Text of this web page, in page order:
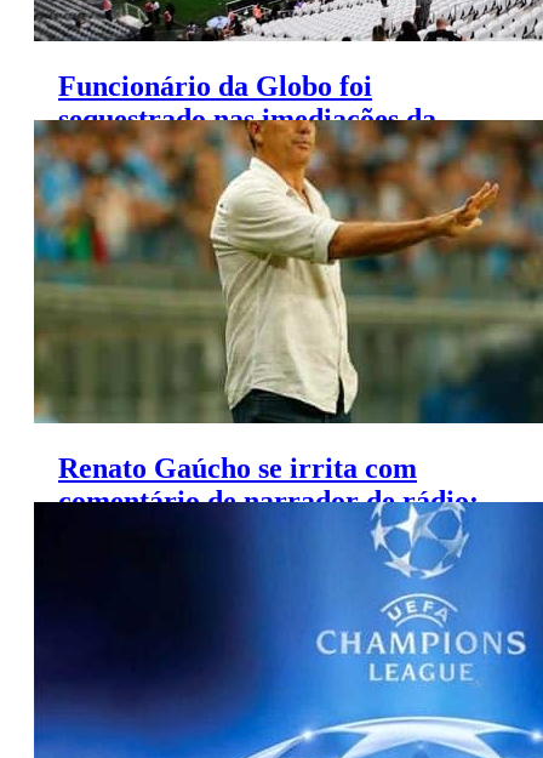
Funcionário da Globo foi
sequestrado nas imediações da
Arena Corinthians em 2015
Renato Gaúcho se irrita com
comentário de narrador de rádio;
‘na próxima vou pegar pesado’